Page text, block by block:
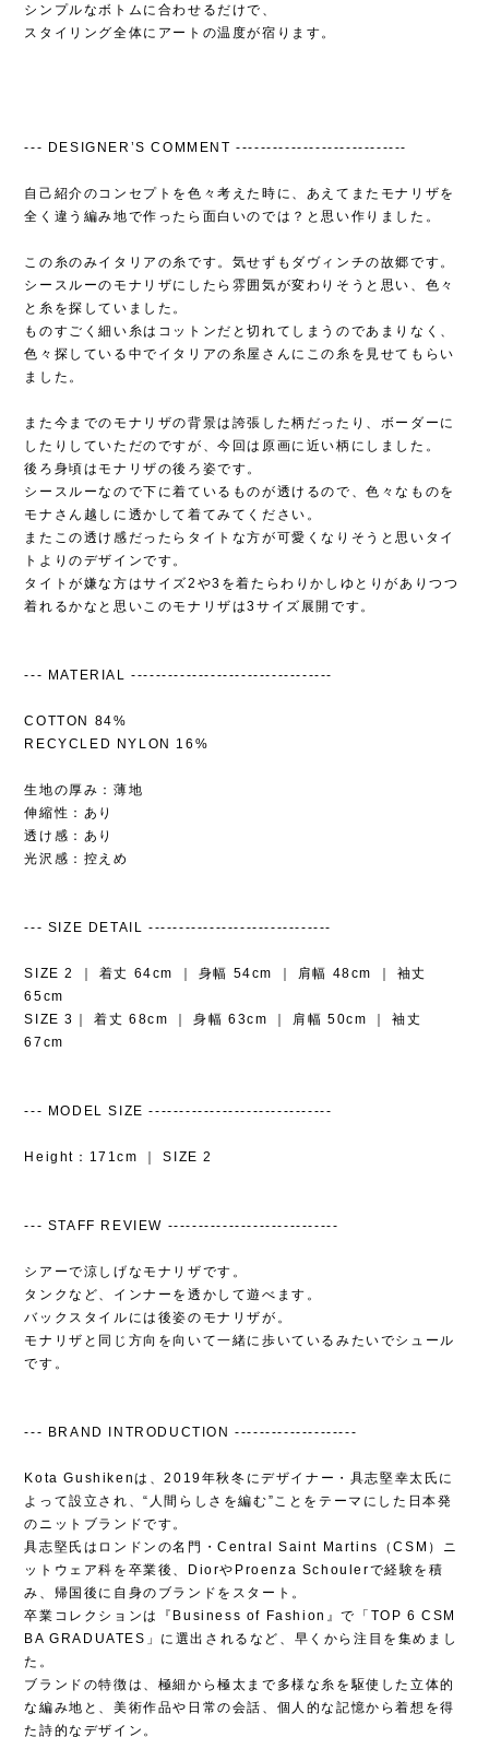
シンプルなボトムに合わせるだけで、
スタイリング全体にアートの温度が宿ります。
--- DESIGNER’S COMMENT ----------------------------
自己紹介のコンセプトを色々考えた時に、あえてまたモナリザを
全く違う編み地で作ったら面白いのでは？と思い作りました。
この糸のみイタリアの糸です。気せずもダヴィンチの故郷です。
シースルーのモナリザにしたら雰囲気が変わりそうと思い、色々
と糸を探していました。
ものすごく細い糸はコットンだと切れてしまうのであまりなく、
色々探している中でイタリアの糸屋さんにこの糸を見せてもらい
ました。
また今までのモナリザの背景は誇張した柄だったり、ボーダーに
したりしていただのですが、今回は原画に近い柄にしました。
後ろ身頃はモナリザの後ろ姿です。
シースルーなので下に着ているものが透けるので、色々なものを
モナさん越しに透かして着てみてください。
またこの透け感だったらタイトな方が可愛くなりそうと思いタイ
トよりのデザインです。
タイトが嫌な方はサイズ2や3を着たらわりかしゆとりがありつつ
着れるかなと思いこのモナリザは3サイズ展開です。
--- MATERIAL ---------------------------------
COTTON 84%
RECYCLED NYLON 16%
生地の厚み：薄地
伸縮性：あり
透け感：あり
光沢感：控えめ
--- SIZE DETAIL ------------------------------
SIZE 2 ｜ 着丈 64cm ｜ 身幅 54cm ｜ 肩幅 48cm ｜ 袖丈
65cm
SIZE 3｜ 着丈 68cm ｜ 身幅 63cm ｜ 肩幅 50cm ｜ 袖丈
67cm
--- MODEL SIZE ------------------------------
Height：171cm ｜ SIZE 2
--- STAFF REVIEW ----------------------------
シアーで涼しげなモナリザです。
タンクなど、インナーを透かして遊べます。
バックスタイルには後姿のモナリザが。
モナリザと同じ方向を向いて一緒に歩いているみたいでシュール
です。
--- BRAND INTRODUCTION --------------------
Kota Gushikenは、2019年秋冬にデザイナー・具志堅幸太氏に
よって設立され、“人間らしさを編む”ことをテーマにした日本発
のニットブランドです。
具志堅氏はロンドンの名門・Central Saint Martins（CSM）ニ
ットウェア科を卒業後、DiorやProenza Schoulerで経験を積
み、帰国後に自身のブランドをスタート。
卒業コレクションは『Business of Fashion』で「TOP 6 CSM
BA GRADUATES」に選出されるなど、早くから注目を集めまし
た。
ブランドの特徴は、極細から極太まで多様な糸を駆使した立体的
な編み地と、美術作品や日常の会話、個人的な記憶から着想を得
た詩的なデザイン。